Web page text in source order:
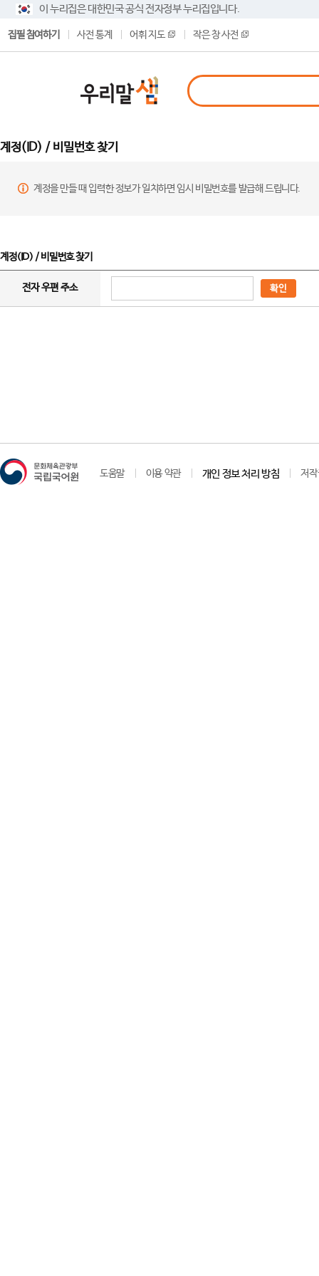
이 누리집은 대한민국 공식 전자정부 누리집입니다.
집필 참여하기 사전 통계 어휘 지도 작은 창 사전
계정(ID) / 비밀번호 찾기
계정을 만들 때 입력한 정보가 일치하면 임시 비밀번호를 발급해 드립니다.
계정(ID) / 비밀번호 찾기
전자 우편 주소 확인
도움말 이용 약관 개인 정보 처리 방침 저